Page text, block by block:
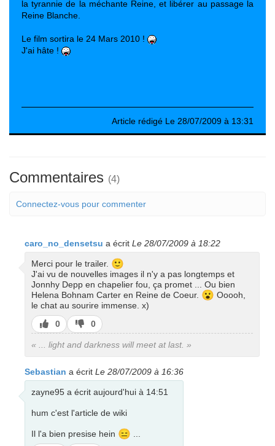
la tyrannie de la méchante Reine, et libérer au passage la
Reine Blanche.
Le film sortira le 24 Mars 2010 !
J'ai hâte !
Article rédigé Le 28/07/2009 à 13:31
Commentaires (4)
Connectez-vous pour commenter
caro_no_densetsu a écrit Le 28/07/2009 à 18:22
Merci pour le trailer. 🙂
J'ai vu de nouvelles images il n'y a pas longtemps et
Jonnhy Depp en chapelier fou, ça promet ... Ou bien
Helena Bohnam Carter en Reine de Coeur. 😮 Ooooh,
le chat au sourire immense. x)
J’aime
0
J’aime
pas
0
« ... light and darkness will meet at last. »
Sebastian a écrit Le 28/07/2009 à 16:36
zayne95 a écrit aujourd'hui à 14:51
hum c'est l'article de wiki
Il l'a bien presise hein 😑